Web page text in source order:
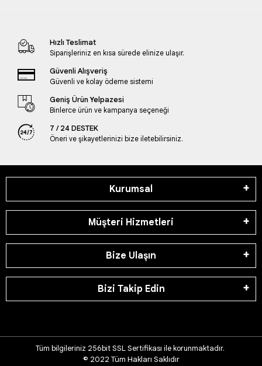
Hızlı Teslimat
Siparişleriniz en kısa sürede elinize ulaşır.
Güvenli Alışveriş
Güvenli ve kolay ödeme sistemi
Geniş Ürün Yelpazesi
Binlerce ürün ve kampanya seçeneği
7 / 24 DESTEK
Öneri ve şikayetlerinizi bize iletebilirsiniz.
Kurumsal
Müşteri Hizmetleri
Bize Ulaşın
Bizi Takip Edin
Tüm bilgileriniz 256bit SSL Sertifikası ile korunmaktadır.
© 2022 Tüm Hakları Saklıdır